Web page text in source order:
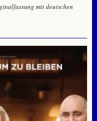
mit deutschen